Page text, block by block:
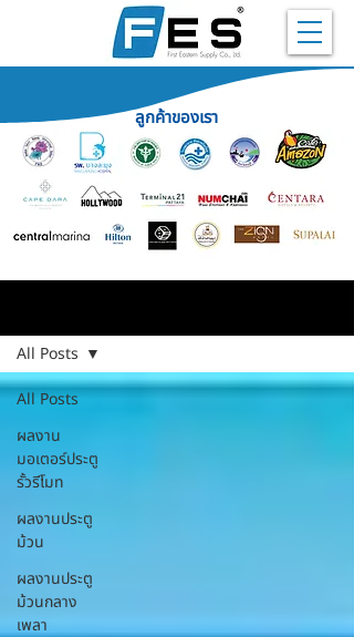
ลูกค้าของเรา
All Posts
ผลงาน
มอเตอร์ประตู
รั้วรีโมท
ผลงานประตู
ม้วน
ผลงานประตู
ม้วนกลาง
เพลา
All Posts